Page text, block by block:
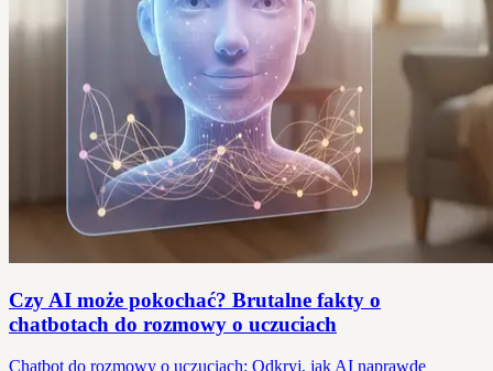
Czy AI może pokochać? Brutalne fakty o
chatbotach do rozmowy o uczuciach
Chatbot do rozmowy o uczuciach: Odkryj, jak AI naprawdę